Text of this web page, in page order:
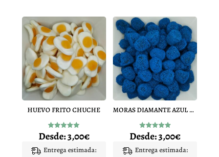
HUEVO FRITO CHUCHE
Valorado
con
de 5
Desde:3,00€
Entrega estimada:
MORAS DIAMANTE AZUL PINTALENGUA
Valorado
con
de 5
Desde:3,00€
Entrega estimada: